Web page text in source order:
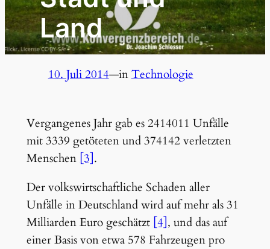
Land
10. Juli 2014—inTechnologie
Vergangenes Jahr gab es 2414011 Unfälle
mit 3339 getöteten und 374142 verletzten
Menschen [3].
Der volkswirtschaftliche Schaden aller
Unfälle in Deutschland wird auf mehr als 31
Milliarden Euro geschätzt [4] , und das auf
einer Basis von etwa 578 Fahrzeugen pro